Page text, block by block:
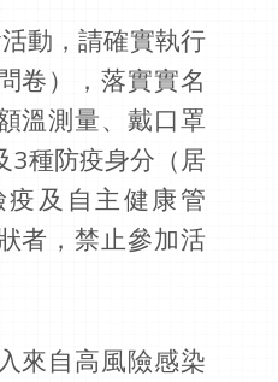
動，請確實執行
卷），落實實名
溫測量、戴口罩
3種防疫身分（居
及自主健康管
者，禁止參加活
來自高風險感染